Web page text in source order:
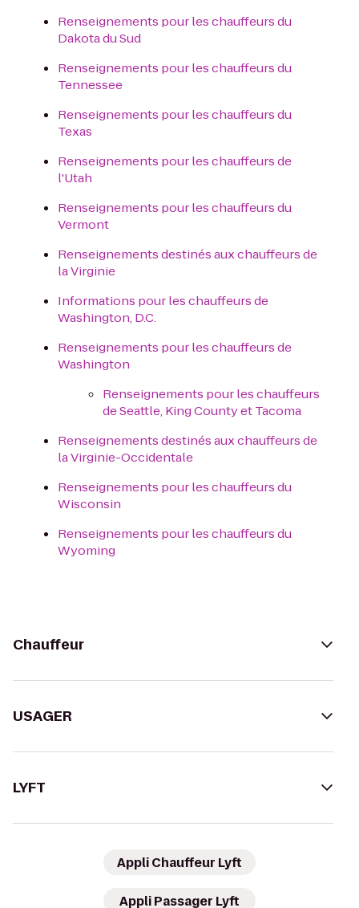
Renseignements pour les chauffeurs du
Dakota du Sud
Renseignements pour les chauffeurs du
Tennessee
Renseignements pour les chauffeurs du
Texas
Renseignements pour les chauffeurs de
l'Utah
Renseignements pour les chauffeurs du
Vermont
Renseignements destinés aux chauffeurs de
la Virginie
Informations pour les chauffeurs de
Washington, D.C.
Renseignements pour les chauffeurs de
Washington
Renseignements pour les chauffeurs
de Seattle, King County et Tacoma
Renseignements destinés aux chauffeurs de
la Virginie-Occidentale
Renseignements pour les chauffeurs du
Wisconsin
Renseignements pour les chauffeurs du
Wyoming
Chauffeur
USAGER
LYFT
Appli Chauffeur Lyft
Appli Passager Lyft